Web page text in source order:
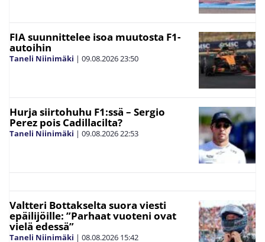
FIA suunnittelee isoa muutosta F1-
autoihin
Taneli Niinimäki | 09.08.2026 23:50
Hurja siirtohuhu F1:ssä – Sergio
Perez pois Cadillacilta?
Taneli Niinimäki | 09.08.2026 22:53
Valtteri Bottakselta suora viesti
epäilijöille: ”Parhaat vuoteni ovat
vielä edessä”
Taneli Niinimäki | 08.08.2026 15:42